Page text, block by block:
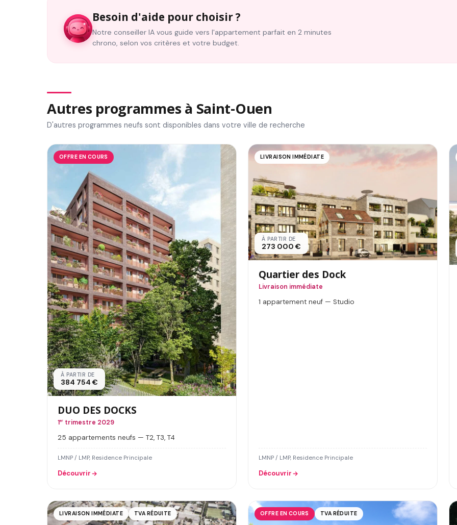
Besoin d'aide pour choisir ?
Notre conseiller IA vous guide vers l'appartement parfait en 2 minutes
chrono, selon vos critères et votre budget.
Autres programmes à Saint-Ouen
D'autres programmes neufs sont disponibles dans votre ville de recherche
OFFRE EN COURS
À PARTIR DE
384 754 €
DUO DES DOCKS
1er trimestre 2029
25 appartements neufs — T2, T3, T4
LMNP / LMP, Residence Principale
Découvrir
LIVRAISON IMMÉDIATE
À PARTIR DE
273 000 €
Quartier des Dock
Livraison immédiate
1 appartement neuf — Studio
LMNP / LMP, Residence Principale
Découvrir
LIVRAISON IMMÉDIATE TVA RÉDUITE OFFRE EN COURS TVA RÉDUITE